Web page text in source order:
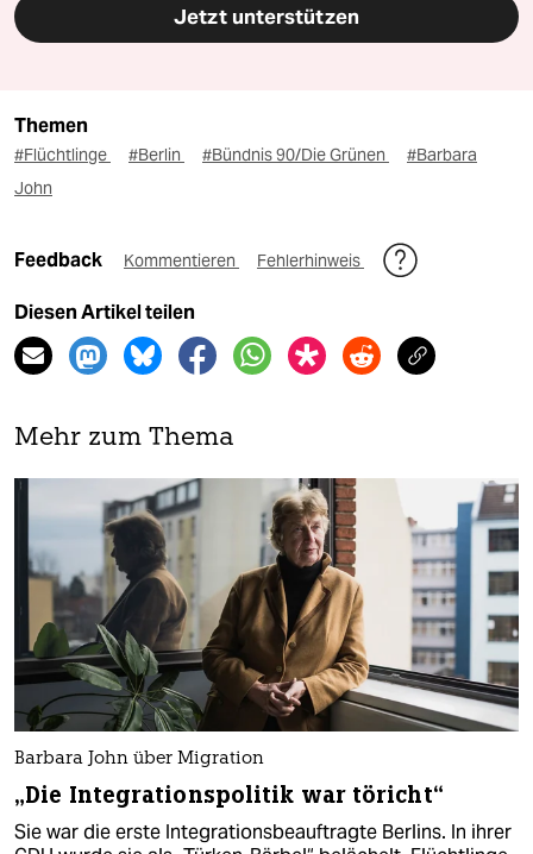
Jetzt unterstützen
Themen
#Flüchtlinge #Berlin #Bündnis 90/Die Grünen
#Barbara
John
Feedback Kommentieren Fehlerhinweis
Diesen Artikel teilen
Mehr zum Thema
Barbara John über Migration
„Die Integrationspolitik war töricht“
Sie war die erste Integrationsbeauftragte Berlins. In ihrer